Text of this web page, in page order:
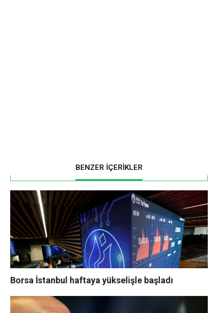
BENZER İÇERİKLER
Borsa İstanbul haftaya yükselişle başladı